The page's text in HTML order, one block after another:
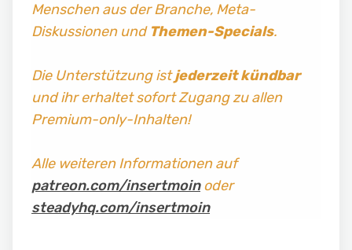
Menschen aus der Branche, Meta-
Diskussionen und Themen-Specials.
Die Unterstützung istjederzeit kündbar
und ihr erhaltet sofort Zugang zu allen
Premium-only-Inhalten!
Alle weiteren Informationen auf
patreon.com/insertmoinoder
steadyhq.com/insertmoin